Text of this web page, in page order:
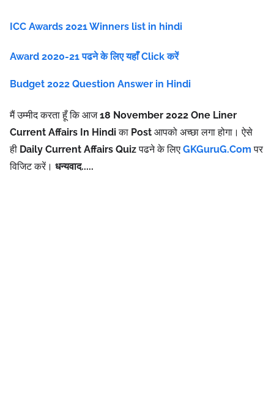
ICC Awards 2021 Winners list in hindi
Award 2020-21 पढने के लिए यहाँ Click करें
Budget 2022 Question Answer in Hindi
मैं उम्मीद करता हूँ कि आज18 November 2022 One Liner
Current Affairs In Hindi का Post आपको अच्छा लगा होगा। ऐसे
ही Daily Current Affairs Quiz पढने के लिए GKGuruG.Com पर
विजिट करें । धन्यवाद.....